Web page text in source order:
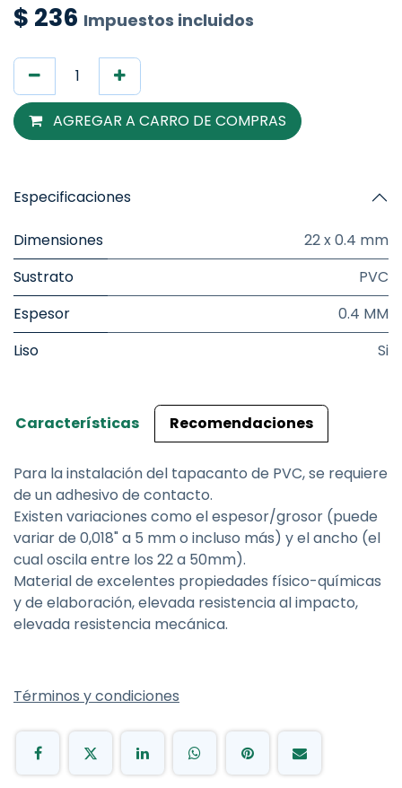
$ 236 Impuestos incluidos
AGREGAR A CARRO DE COMPRAS
Especificaciones
Dimensiones
22 x 0.4 mm
Sustrato
PVC
Espesor
0.4 MM
Liso
Si
Características Recomendaciones
Para la instalación del tapacanto de PVC, se requiere
de un adhesivo de contacto.
Existen variaciones como el espesor/grosor (puede
variar de 0,018" a 5 mm o incluso más) y el ancho (el
cual oscila entre los 22 a 50mm).
Material de excelentes propiedades físico-químicas
y de elaboración, elevada resistencia al impacto,
elevada resistencia mecánica.
Términos y condiciones